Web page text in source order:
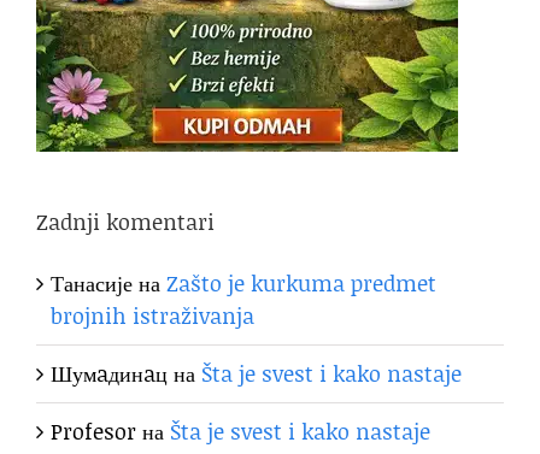
Zadnji komentari
ТанасијенаZašto je kurkuma predmet
brojnih istraživanja
Шумaдинaцна Šta je svest i kako nastaje
Profesorна Šta je svest i kako nastaje